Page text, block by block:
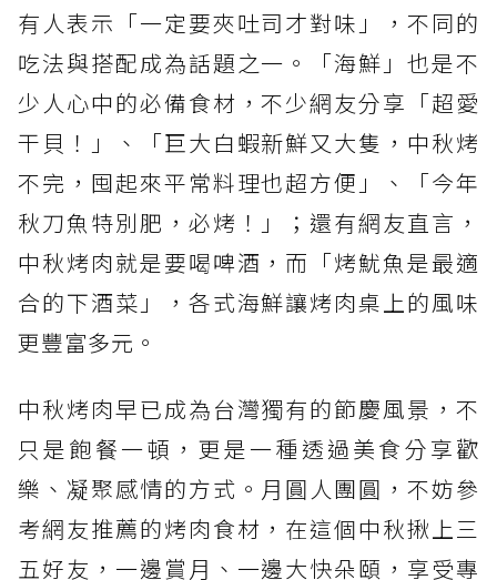
有人表示「一定要夾吐司才對味」，不同的
吃法與搭配成為話題之一。「海鮮」也是不
少人心中的必備食材，不少網友分享「超愛
干貝！」、「巨大白蝦新鮮又大隻，中秋烤
不完，囤起來平常料理也超方便」、「今年
秋刀魚特別肥，必烤！」；還有網友直言，
中秋烤肉就是要喝啤酒，而「烤魷魚是最適
合的下酒菜」，各式海鮮讓烤肉桌上的風味
更豐富多元。
中秋烤肉早已成為台灣獨有的節慶風景，不
只是飽餐一頓，更是一種透過美食分享歡
樂、凝聚感情的方式。月圓人團圓，不妨參
考網友推薦的烤肉食材，在這個中秋揪上三
五好友，一邊賞月、一邊大快朵頤，享受專